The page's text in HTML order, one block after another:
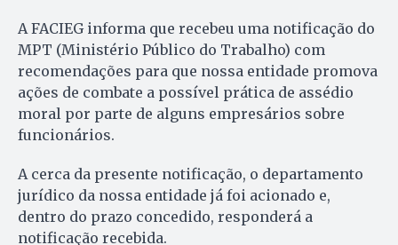
A FACIEG informa que recebeu uma notificação do
MPT (Ministério Público do Trabalho) com
recomendações para que nossa entidade promova
ações de combate a possível prática de assédio
moral por parte de alguns empresários sobre
funcionários.
A cerca da presente notificação, o departamento
jurídico da nossa entidade já foi acionado e,
dentro do prazo concedido, responderá a
notificação recebida.